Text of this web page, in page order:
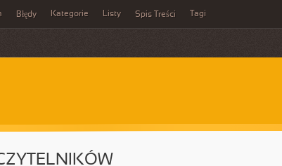
Błędy Kategorie Listy Spis Treści Tagi